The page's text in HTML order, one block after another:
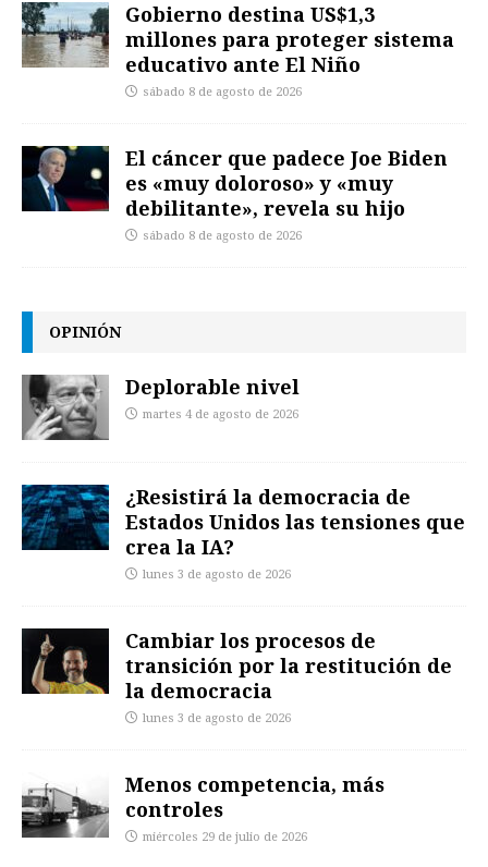
Gobierno destina US$1,3
millones para proteger sistema
educativo ante El Niño
sábado 8 de agosto de 2026
El cáncer que padece Joe Biden
es «muy doloroso» y «muy
debilitante», revela su hijo
sábado 8 de agosto de 2026
OPINIÓN
Deplorable nivel
martes 4 de agosto de 2026
¿Resistirá la democracia de
Estados Unidos las tensiones que
crea la IA?
lunes 3 de agosto de 2026
Cambiar los procesos de
transición por la restitución de
la democracia
lunes 3 de agosto de 2026
Menos competencia, más
controles
miércoles 29 de julio de 2026